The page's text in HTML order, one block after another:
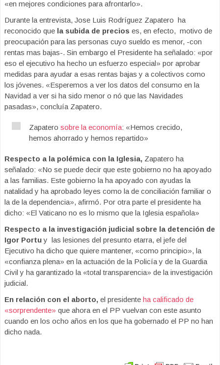
«en mejores condiciones para afrontarlo».
Durante la entrevista, Jose Luis Rodríguez Zapatero ha
reconocido que la subida de precios es, en efecto, motivo de
preocupación para las personas cuyo sueldo es menor, -con
rentas mas bajas-. Sin embargo el Presidente ha señalado: «por
eso el ejecutivo ha hecho un esfuerzo especial» por aprobar
medidas para ayudar a esas rentas bajas y a colectivos como
los jóvenes. «Esperemos a ver los datos del consumo en la
Navidad a ver si ha sido menor o nó que las Navidades
pasadas», concluía Zapatero.
Zapatero sobre la economía: «Hemos crecido,
hemos ahorrado y hemos repartido»
Respecto a la polémica con la Iglesia, Zapatero ha
señalado: «No se puede decir que este gobierno no ha apoyado
a las familias. Este gobierno la ha apoyado con ayudas la
natalidad y ha aprobado leyes como la de conciliación familiar o
la de la dependencia», afirmó. Por otra parte el presidente ha
dicho: «El Vaticano no es lo mismo que la Iglesia española»
Respecto a la investigación judicial sobre la detención de
Igor Portuy las lesiones del presunto etarra, el jefe del
Ejecutivo ha dicho que quiere mantener, «como principio», la
«confianza plena» en la actuación de la Policía y de la Guardia
Civil y ha garantizado la «total transparencia» de la investigación
judicial.
En relación con el aborto, el presidente ha calificado de
«sorprendente» que ahora en el PP vuelvan con este asunto
cuando en los ocho años en los que ha gobernado el PP no han
dicho nada.